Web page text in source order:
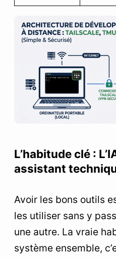
L’habitude clé :
assistant
Avoir les bons outils
les utiliser sans y
une autre. La vraie
système ensemble,